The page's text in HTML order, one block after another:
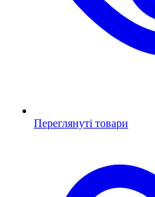
Переглянуті товари